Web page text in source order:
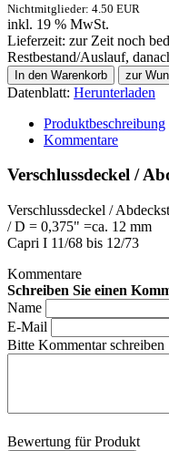
Nichtmitglieder: 4.50 EUR
inkl. 19 % MwSt.
Lieferzeit: zur Zeit noch
Restbestand/Auslauf,
Datenblatt: Herunterladen
Produktbeschreibung
Kommentare
Verschlussdeckel /
Verschlussdeckel /
/ D = 0,375" =ca. 12 mm
Capri I 11/68 bis 12/73
Kommentare
Schreiben Sie einen
Name
E-Mail
Bitte Kommentar schreiben
Bewertung für Produkt